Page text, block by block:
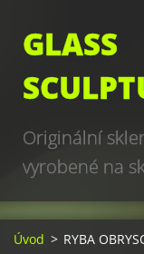
GLASS
Originální
vyrobené na
design, hand
world unique
Úvod > RYBA